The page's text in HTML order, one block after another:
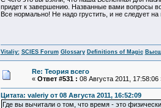
придет к завершению. Названные вами вопросы
Все нормально! Не надо грустить, и не следует
Vitaliy: SCIES Forum Glossary Definitions of Magic
Re: Теория всего
« Ответ #531 : 08 Августа 2011, 17:58:06
Цитата: valeriy от 08 Августа 2011, 16:52:09
Где вы вычитали о том, что время - это